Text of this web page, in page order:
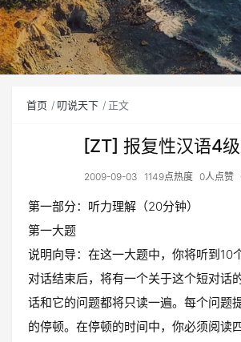
首页 叨说天下 正文
[ZT] 报复性汉语4
2009-09-03 1149点热度 0人点赞
第一部分：听力理解（20分钟）
第一大题
说明向导：在这一大题中，你将听到10
对话结束后，将有一个关于这个短对话
话和它的问题都将只读一遍。每个问题
的停顿。在停顿的时间中，你必须阅读